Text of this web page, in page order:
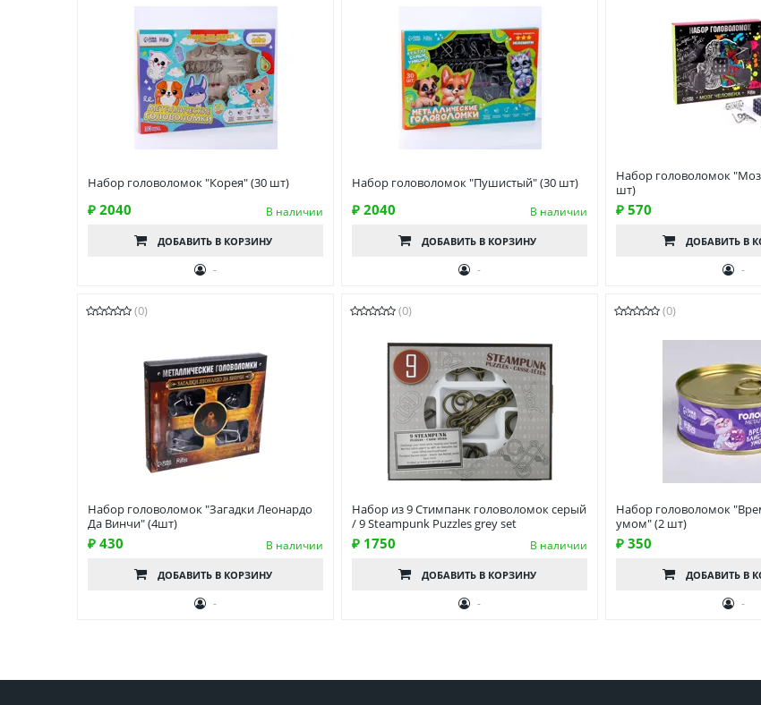
Набор головоломок "Корея" (30 шт)
₽ 2040 В наличии
ДОБАВИТЬ В КОРЗИНУ
-
Набор головоломок "Пушистый" (30 шт)
₽ 2040 В наличии
ДОБАВИТЬ В КОРЗИНУ
-
Набор головоломок
шт)
₽ 570
ДОБАВИТЬ В
-
(0)
Набор головоломок "Загадки Леонардо
Да Винчи" (4шт)
₽ 430 В наличии
ДОБАВИТЬ В КОРЗИНУ
-
(0)
Набор из 9 Стимпанк головоломок серый
/ 9 Steampunk Puzzles grey set
₽ 1750 В наличии
ДОБАВИТЬ В КОРЗИНУ
-
(0)
Набор головоломок
умом" (2 шт)
₽ 350
ДОБАВИТЬ В
-